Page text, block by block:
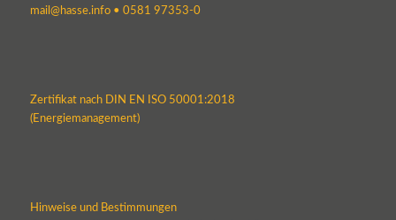
mail@hasse.info• 0581 97353-0
Zertifikat nach DIN EN ISO 50001:2018
(Energiemanagement)
Hinweise und Bestimmungen